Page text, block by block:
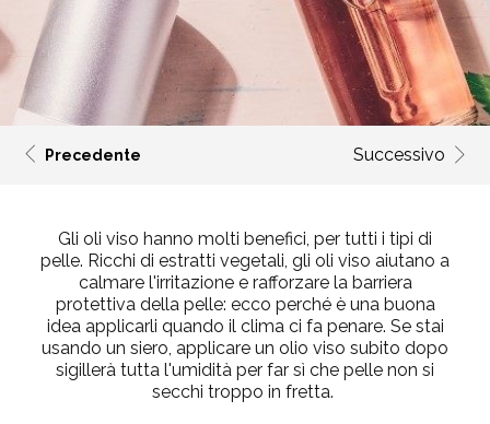
Precedente Successivo
Gli oli viso hanno molti benefici, per tutti i tipi di
pelle. Ricchi di estratti vegetali, gli oli viso aiutano a
calmare l'irritazione e rafforzare la barriera
protettiva della pelle: ecco perché è una buona
idea applicarli quando il clima ci fa penare. Se stai
usando un siero, applicare un olio viso subito dopo
sigillerà tutta l'umidità per far sì che pelle non si
secchi troppo in fretta.